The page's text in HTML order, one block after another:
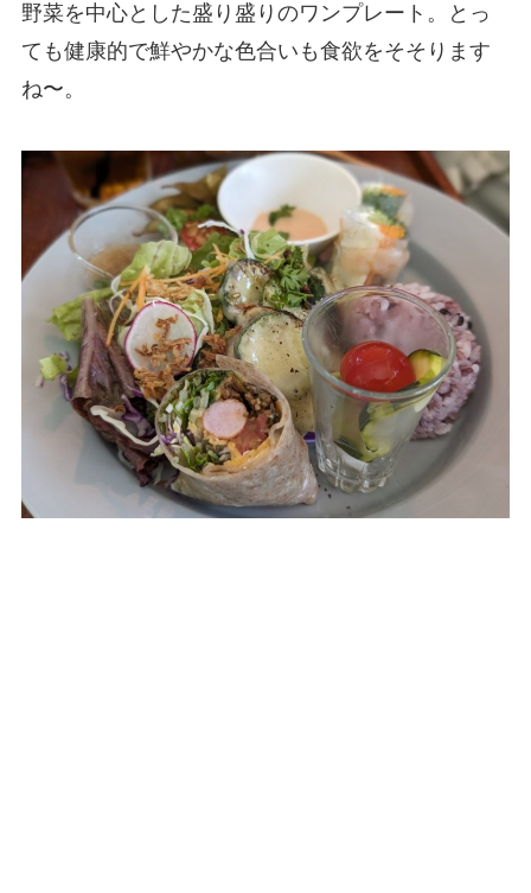
野菜を中心とした盛り盛りのワンプレート。とっ
ても健康的で鮮やかな色合いも食欲をそそります
ね〜。